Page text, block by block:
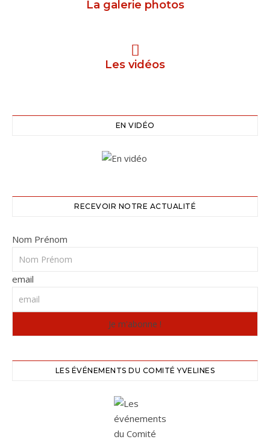
La galerie photos
Les vidéos
EN VIDÉO
RECEVOIR NOTRE ACTUALITÉ
Nom Prénom
email
LES ÉVÉNEMENTS DU COMITÉ YVELINES